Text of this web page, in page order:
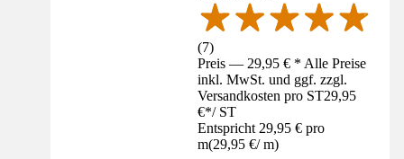
(7)
Preis — 29,95 € * Alle Preise
inkl. MwSt. und ggf. zzgl.
Versandkosten pro ST29,95
€*/ ST
Entspricht 29,95 € pro
m(29,95 €/ m)